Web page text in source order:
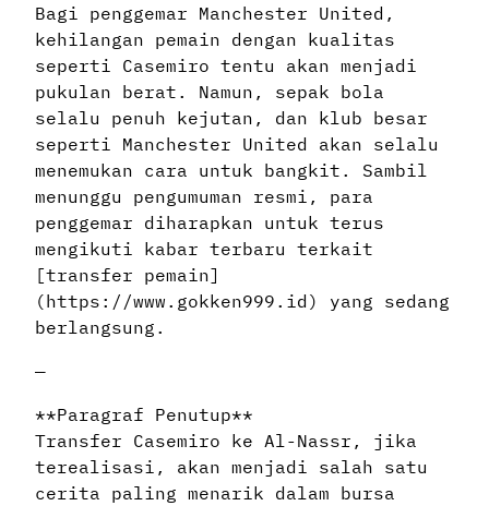
Bagi penggemar Manchester United,
kehilangan pemain dengan kualitas
seperti Casemiro tentu akan menjadi
pukulan berat. Namun, sepak bola
selalu penuh kejutan, dan klub besar
seperti Manchester United akan selalu
menemukan cara untuk bangkit. Sambil
menunggu pengumuman resmi, para
penggemar diharapkan untuk terus
mengikuti kabar terbaru terkait
[transfer pemain]
(https://www.gokken999.id) yang sedang
berlangsung.
—
**Paragraf Penutup**
Transfer Casemiro ke Al-Nassr, jika
terealisasi, akan menjadi salah satu
cerita paling menarik dalam bursa